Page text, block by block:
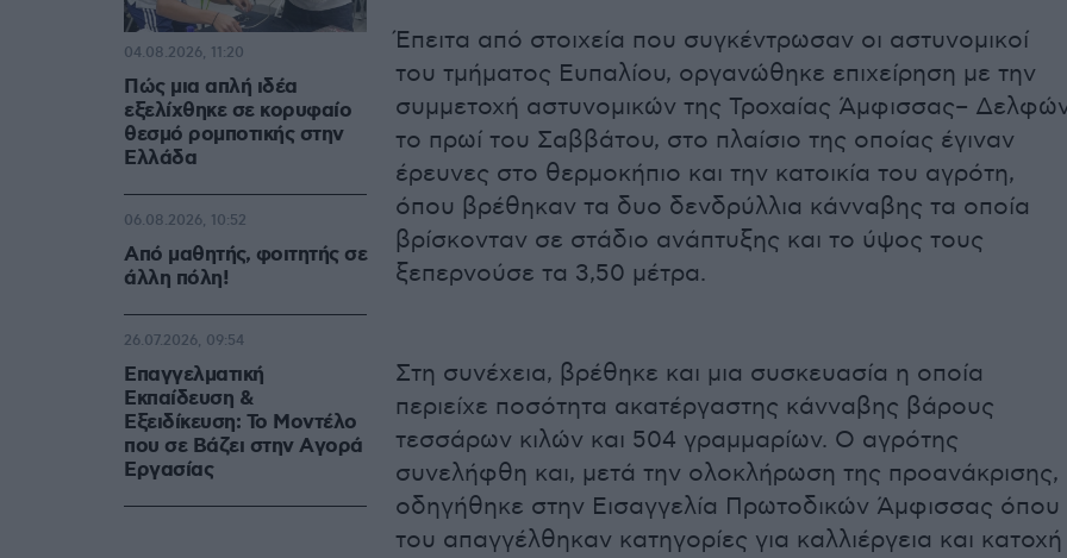
Έπειτα από στοιχεία που συγκέντρωσαν οι αστυνομικοί
του τμήματος Ευπαλίου, οργανώθηκε επιχείρηση με την
συμμετοχή αστυνομικών της Τροχαίας Άμφισσας–
το πρωί του Σαββάτου, στο πλαίσιο της οποίας έγιναν
έρευνες στο θερμοκήπιο και την κατοικία του αγρότη,
όπου βρέθηκαν τα δυο δενδρύλλια κάνναβης τα οποία
βρίσκονταν σε στάδιο ανάπτυξης και το ύψος τους
ξεπερνούσε τα 3,50 μέτρα.
Στη συνέχεια, βρέθηκε και μια συσκευασία η οποία
περιείχε ποσότητα ακατέργαστης κάνναβης βάρους
τεσσάρων κιλών και 504 γραμμαρίων. Ο αγρότης
συνελήφθη και, μετά την ολοκλήρωση της προανάκρισης,
οδηγήθηκε στην Εισαγγελία Πρωτοδικών Άμφισσας όπου
του απαγγέλθηκαν κατηγορίες για καλλιέργεια και κατοχή
Πώς μια απλή ιδέα
εξελίχθηκε σε κορυφαίο
θεσμό ρομποτικής στην
Ελλάδα
04.08.2026, 11:20
Από μαθητής, φοιτητής σε
άλλη πόλη!
06.08.2026, 10:52
Επαγγελματική
Εκπαίδευση &
Εξειδίκευση: Το Mοντέλο
που σε Bάζει στην Aγορά
Eργασίας
26.07.2026, 09:54